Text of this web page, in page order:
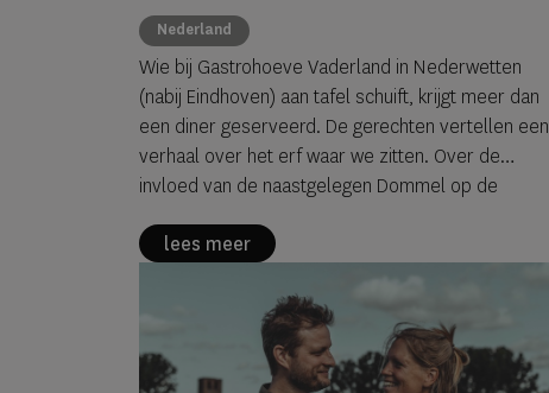
verhaal vormen
Nederland
Wie bij Gastrohoeve Vaderland in Nederwetten
(nabij Eindhoven) aan tafel schuift, krijgt meer dan
een diner geserveerd. De gerechten vertellen een
verhaal over het erf waar we zitten. Over de
invloed van de naast­gelegen Dommel op de
generaties lang leefde van land en veeteelt. En
over hoe een chef en een designer besloten dat
het anders moest.
lees meer